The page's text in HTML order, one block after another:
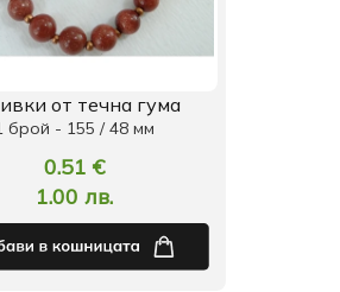
от течна гума
брой - 155 / 48 мм
0.51 €
1.00 лв.